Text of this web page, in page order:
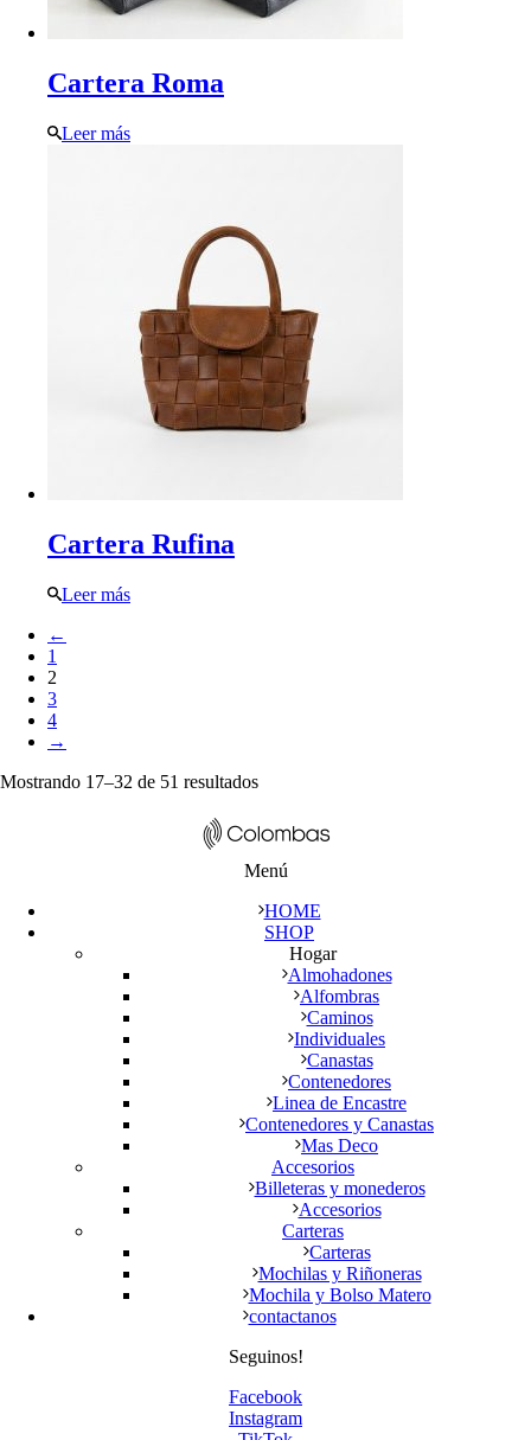
Cartera Roma
Leer más
Cartera Rufina
Leer más
←
1
2
3
4
→
Mostrando 17–32 de 51 resultados
Menú
HOME
SHOP
Hogar
Almohadones
Alfombras
Caminos
Individuales
Canastas
Contenedores
Linea de Encastre
Contenedores y Canastas
Mas Deco
Accesorios
Billeteras y monederos
Accesorios
Carteras
Carteras
Mochilas y Riñoneras
Mochila y Bolso Matero
contactanos
Seguinos!
Facebook
Instagram